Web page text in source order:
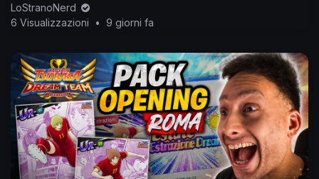
LoStranoNerd
6 Visualizzazioni
• 9 giorni fa